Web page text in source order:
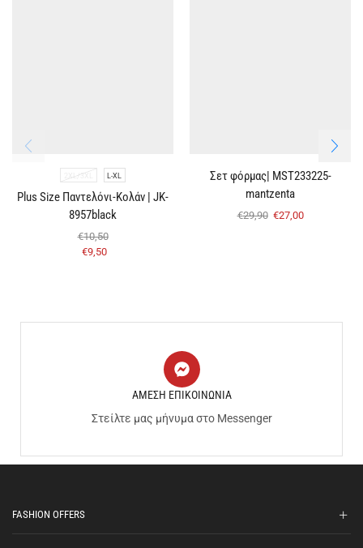
2XL/3XL L-XL
Plus Size Παντελόνι-Κολάν | JK-
8957black
€10,50
€9,50
Σετ φόρμας| MST233225-
mantzenta
€29,90 €27,00
ΑΜΕΣΗ ΕΠΙΚΟΙΝΩΝΙΑ
Στείλτε μας μήνυμα στο Messenger
FASHION OFFERS